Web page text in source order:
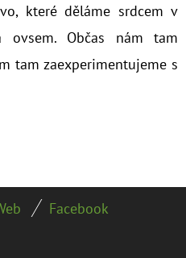
které děláme srdcem v
ovsem. Občas nám tam
tam zaexperimentujeme s
Facebook